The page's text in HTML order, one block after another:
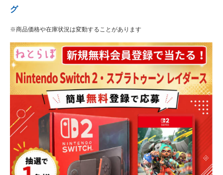
グ
※商品価格や在庫状況は変動することがあります